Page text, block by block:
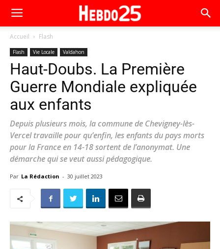
Accueil Flash
Flash Vie Locale Valdahon
Haut-Doubs. La Première
Guerre Mondiale expliquée
aux enfants
Depuis plusieurs mois, la commune de Chevigney-lès-
Vercel travaille pour qu’enfin, les enfants du pays morts
pour la France en 14-18 sortent de l’anonymat. Une
démarche qui se veut aussi pédagogique.
Par La Rédaction - 30 juillet 2023